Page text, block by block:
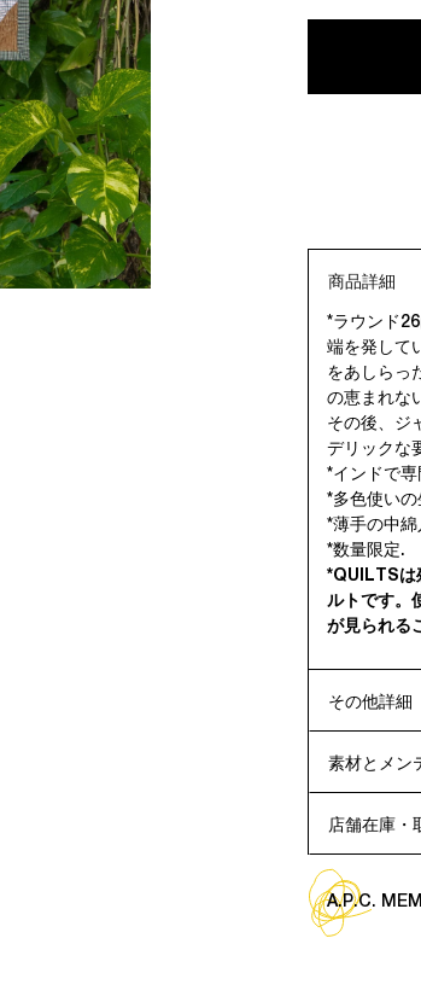
商品詳細
*ラウンド
端を発して
をあしらっ
の恵まれな
その後、ジ
デリックな
*インドで
*多色使い
*薄手の中綿
*数量限定.
*QUILTSは
ルトです。
が見られる
その他詳細
素材とメン
店舗在庫・
A.P.C.